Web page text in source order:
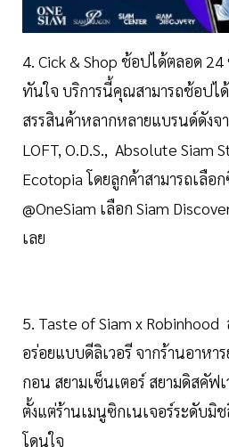
4. Cick & Shop ช้อปได้ตลอด
ทันใจ บริการนี้คุณสามารถช้อปไ
สรรสินค้าหลากหลายแบรนด์ดังจ
LOFT, O.D.S., Absolute Siam
Ecotopia โดยลูกค้าสามารถเลือ
@OneSiam เลือก Siam
เลย
5. Taste of Siam x
อร่อยแบบดีลิเวอรี จากร้านอาหา
กอน สยามเซ็นเตอร์ สยามดิสคัฟ
ตั้งแต่ร้านเมนูซิกเนเจอร์ระดับมิ
โดนใจ